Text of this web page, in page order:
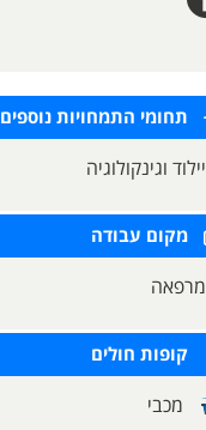
תחומי התמחויות נוספים
יילוד וגינקולוגיה
מקום עבודה
מרפאה
קופות חולים
מכבי